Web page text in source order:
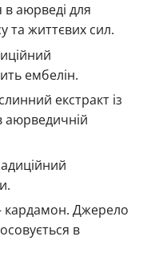
в аюрведі для
та життєвих сил.
ембелін.
екстракт із
аюрведичній
Джерело
в